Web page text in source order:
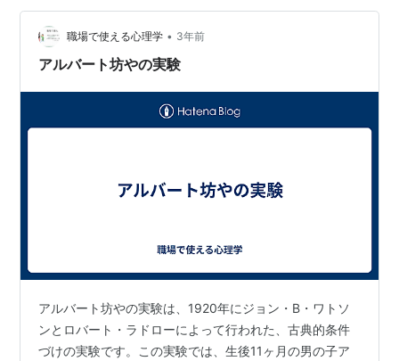
職場で使える心理学 • 3年前
アルバート坊やの実験
アルバート坊やの実験は、1920年にジョン・B・ワトソ
ンとロバート・ラドローによって行われた、古典的条件
づけの実験です。この実験では、生後11ヶ月の男の子ア